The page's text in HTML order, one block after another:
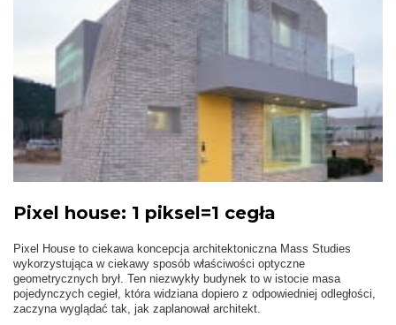
Pixel house: 1 piksel=1 cegła
Pixel House to ciekawa koncepcja architektoniczna Mass Studies
wykorzystująca w ciekawy sposób właściwości optyczne
geometrycznych brył. Ten niezwykły budynek to w istocie masa
pojedynczych cegieł, która widziana dopiero z odpowiedniej odległości,
zaczyna wyglądać tak, jak zaplanował architekt.